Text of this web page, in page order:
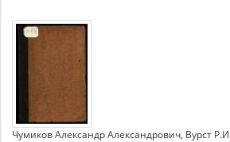
Чумиков Александр Александрович Вурст